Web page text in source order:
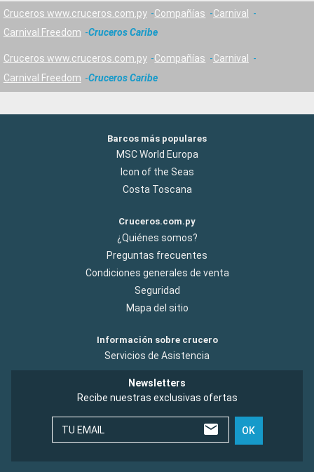
Cruceros www.cruceros.com.py Compañías
Carnival
Carnival Freedom
Cruceros Caribe
Cruceros www.cruceros.com.py Compañías
Carnival
Carnival Freedom
Cruceros Caribe
Barcos más populares
MSC World Europa
Icon of the Seas
Costa Toscana
Cruceros.com.py
¿Quiénes somos?
Preguntas frecuentes
Condiciones generales de venta
Seguridad
Mapa del sitio
Información sobre crucero
Servicios de Asistencia
Newsletters
Recibe nuestras exclusivas ofertas
TU EMAIL OK